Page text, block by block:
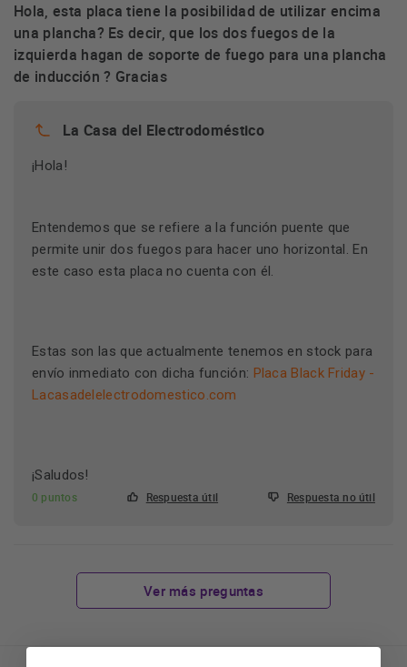
Hola, esta placa tiene la posibilidad de utilizar encima
una plancha? Es decir, que los dos fuegos de la
izquierda hagan de soporte de fuego para una plancha
de inducción ? Gracias
La Casa del Electrodoméstico
¡Hola!
Entendemos que se refiere a la función puente que
permite unir dos fuegos para hacer uno horizontal. En
este caso esta placa no cuenta con él.
Estas son las que actualmente tenemos en stock para
envío inmediato con dicha función: Placa Black Friday -
Lacasadelelectrodomestico.com
¡Saludos!
0 puntos Respuesta útil Respuesta no útil
Ver más preguntas